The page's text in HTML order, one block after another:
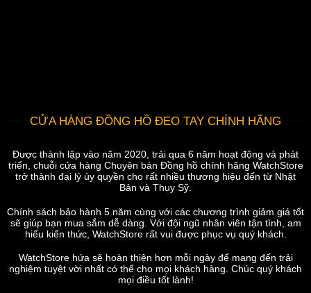
CỬA HÀNG ĐỒNG HỒ ĐEO TAY CHÍNH HÃNG
Được thành lập vào năm 2020, trải qua 6 năm hoạt động và phát
triển, chuỗi cửa hàng Chuyên bán Đồng hồ chính hãng WatchStore
trở thành đại lý ủy quyền cho rất nhiều thương hiệu đến từ Nhật
Bản và Thụy Sỹ.
Chính sách bảo hành 5 năm cùng với các chương trình giảm giá tốt
sẽ giúp bạn mua sắm dễ dàng. Với đội ngũ nhân viên tận tình, am
hiểu kiến thức, WatchStore rất vui được phục vụ quý khách.
WatchStore hứa sẽ hoàn thiện hơn mỗi ngày để mang đến trải
nghiệm tuyệt vời nhất có thể cho mọi khách hàng. Chúc quý khách
mọi điều tốt lành!